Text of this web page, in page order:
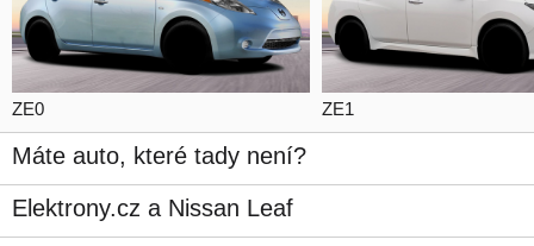
ZE0 ZE1
Máte auto, které tady není?
Elektrony.cz a Nissan Leaf